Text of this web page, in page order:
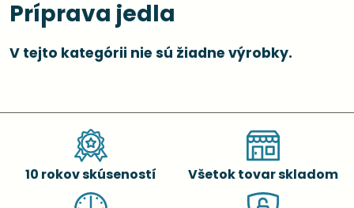
Príprava jedla
10 rokov skúseností Všetok tovar skladom